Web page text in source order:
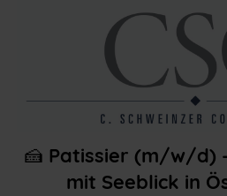
🍰 Patissier (m/w/d)
mit Seeblick in